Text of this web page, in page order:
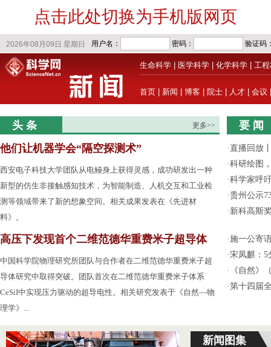
点击此处切换为手机版网页
生命科学 医学科学 化学科学 工
首页 新闻 博客 院士 人才 会议
头 条 更多>>
他们让机器学会“隔空探测术”
西安电子科技大学团队从电鳗身上获得灵感，成功研发出一种
新型的仿生非接触感知技术，为智能制造、人机交互和工业检
测等领域带来了新的想象空间。相关成果发表在《先进材
料》。
高压下发现首个二维范德华重费米子超导体
中国科学院物理研究所团队与合作者在二维范德华重费米子超
导体研究中取得突破。团队首次在二维范德华重费米子体系
CeSiI中实现压力驱动的超导电性。相关研究发表于《自然—物
理学》...
要 闻
·直播回放
·科研绘图
·科学家呼
·贵州公示
· 新科高斯
·施一公寄
·宋凤麒：5
·
《自然》
·第十四届
新闻图集